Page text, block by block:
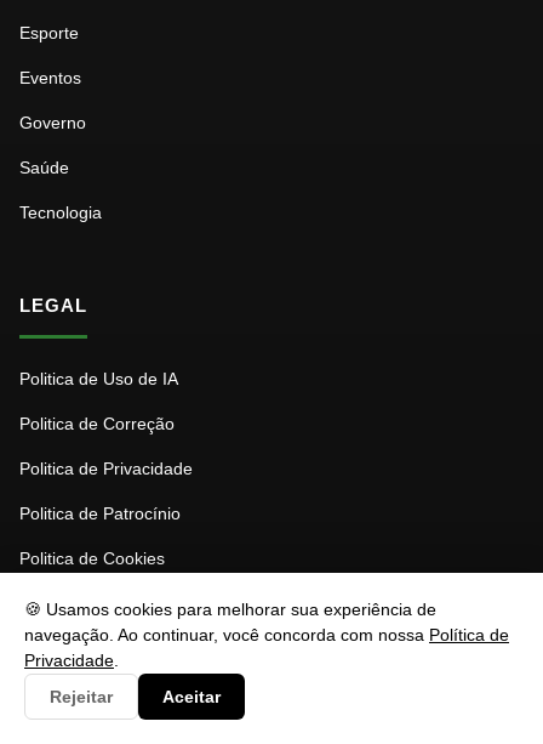
🍪 Usamos cookies para melhorar sua experiência de
navegação. Ao continuar, você concorda com nossa Política de
Privacidade
Rejeitar
Aceitar
Esporte
Eventos
Governo
Saúde
Tecnologia
LEGAL
Politica de Uso de IA
Politica de Correção
Politica de Privacidade
Politica de Patrocínio
Politica de Cookies
Termos de Uso
INSTITUCIONAL